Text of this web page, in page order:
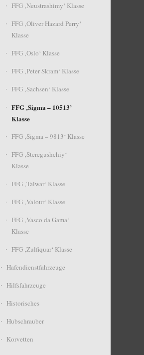
FFG ‚Neustrashimy‘ Klasse
FFG ‚Oliver Hazard Perry‘
Klasse
FFG ‚Oslo‘ Klasse
FFG ‚Peter Skram‘ Klasse
FFG ‚Sachsen‘ Klasse
FFG ‚Sigma – 10513’
Klasse
FFG ‚Sigma – 9813‘ Klasse
FFG ‚Steregushchiy‘
Klasse
FFG ‚Talwar‘ Klasse
FFG ‚Valour‘ Klasse
FFG ‚Vasco da Gama‘
Klasse
FFG ‚Zulfiquar‘ Klasse
Hafendienstfahrzeuge
Hilfsfahrzeuge
Historisches
Hubschrauber
Korvetten